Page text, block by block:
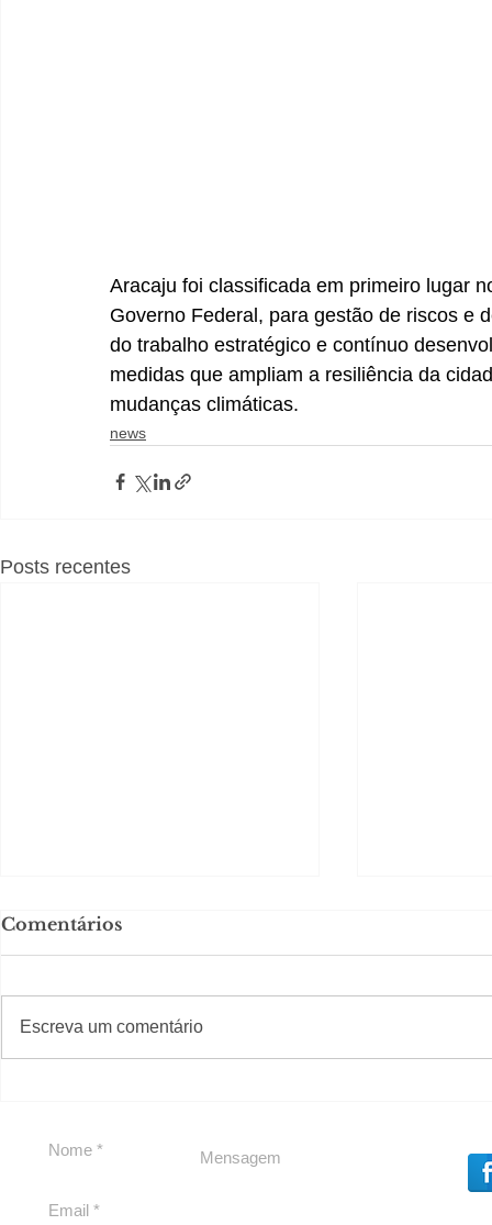
Aracaju foi classificada em primeiro lugar
Governo Federal, para gestão de riscos e
do trabalho estratégico e contínuo
medidas que ampliam a resiliência da
mudanças climáticas.
news
Posts recentes
LIV CONECTA
Comentários
Escreva um comentário
#Sugestões